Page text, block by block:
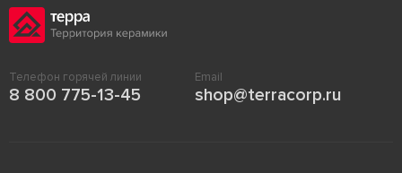
Телефон горячей линии
8 800 775-13-45
Email
shop@terracorp.ru